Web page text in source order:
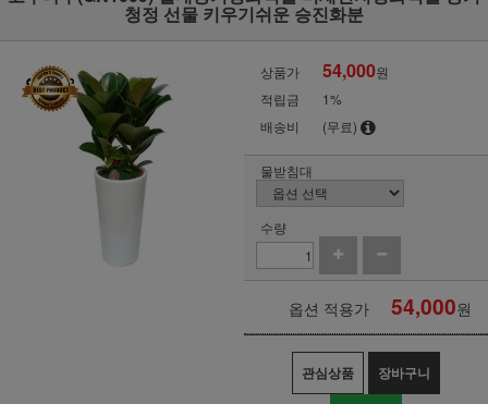
청정 선물 키우기쉬운 승진화분
상품가 54,000원
적립금
1%
배송비
(무료)
물받침대
수량
옵션 적용가 54,000원
관심상품 장바구니